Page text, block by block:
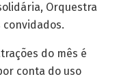
Orquestra
convidados.
do mês é
conta do uso